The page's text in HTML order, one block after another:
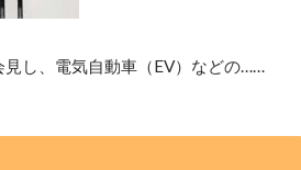
し、電気自動車（EV）などの……